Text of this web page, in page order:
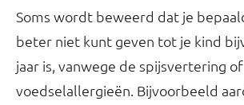
Soms wordt beweerd dat je
beter niet kunt geven tot je kind
jaar is, vanwege de spijsvertering of
voedselallergieën. Bijvoorbeeld